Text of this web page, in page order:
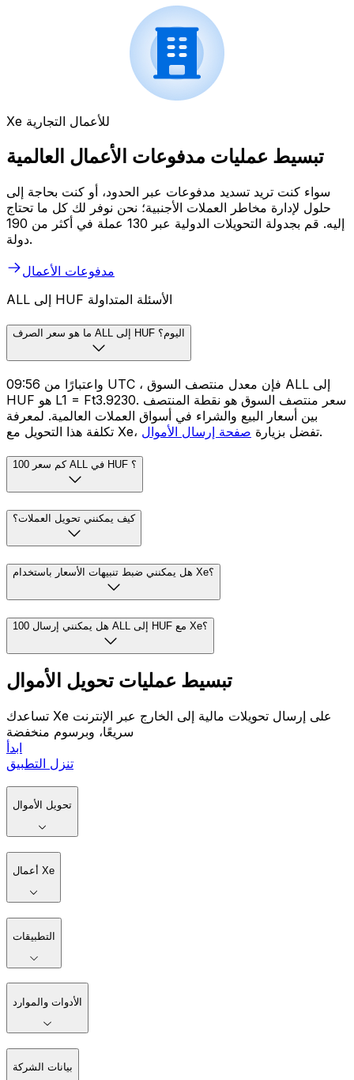
Xe للأعمال التجارية
تبسيط عمليات مدفوعات الأعمال العالمية
سواء كنت تريد تسديد مدفوعات عبر الحدود، أو كنت بحاجة إلى
حلول لإدارة مخاطر العملات الأجنبية؛ نحن نوفر لك كل ما تحتاج
إليه. قم بجدولة التحويلات الدولية عبر 130 عملة في أكثر من 190
دولة.
مدفوعات الأعمال
ALL إلى HUF الأسئلة المتداولة
ما هو سعر الصرف ALL إلى HUF اليوم؟
واعتبارًا من 09:56 UTC ، فإن معدل منتصف السوق ALL إلى
HUF هو L1 = Ft3.9230. سعر منتصف السوق هو نقطة المنتصف
بين أسعار البيع والشراء في أسواق العملات العالمية. لمعرفة
تكلفة هذا التحويل مع Xe، تفضل بزيارة صفحة إرسال الأموال .
كم سعر 100 ALL في HUF ؟
كيف يمكنني تحويل العملات؟
هل يمكنني ضبط تنبيهات الأسعار باستخدام Xe؟
هل يمكنني إرسال 100 ALL إلى HUF مع Xe؟
تبسيط عمليات تحويل الأموال
تساعدك Xe على إرسال تحويلات مالية إلى الخارج عبر الإنترنت
سريعًا، وبرسوم منخفضة
ابدأ
تنزل التطبيق
تحويل الأموال
أعمال Xe
التطبيقات
الأدوات والموارد
بيانات الشركة